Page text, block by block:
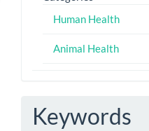
Human Health
Animal Health
Keywords